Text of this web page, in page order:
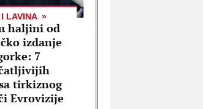
LAVINA
haljini od
izdanje
7
tirkiznog
Evrovizije